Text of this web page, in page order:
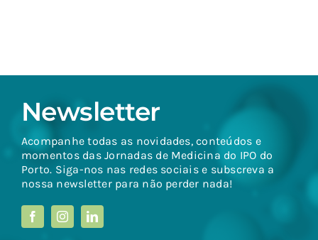
Newsletter
Acompanhe todas as novidades, conteúdos e
momentos das Jornadas de Medicina do IPO do
Porto. Siga-nos nas redes sociais e subscreva a
nossa newsletter para não perder nada!